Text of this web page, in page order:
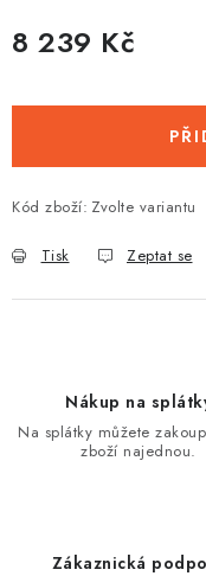
8 239 Kč
Kód zboží: Zvolte variantu
Tisk Zeptat se
Nákup na
Na splátky můžete
zboží najednou.
Zákaznická